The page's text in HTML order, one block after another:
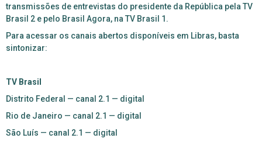
transmissões de entrevistas do presidente da República pela TV
Brasil 2 e pelo Brasil Agora, na TV Brasil 1.
Para acessar os canais abertos disponíveis em Libras, basta
sintonizar:
TV Brasil
Distrito Federal — canal 2.1 — digital
Rio de Janeiro — canal 2.1 — digital
São Luís — canal 2.1 — digital